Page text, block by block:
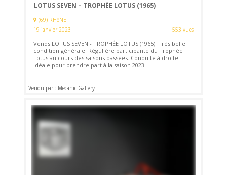
LOTUS SEVEN – TROPHÉE LOTUS (1965)
(69) RHôNE
19 janvier 2023
553 vues
Vends LOTUS SEVEN - TROPHÉE LOTUS (1965). Très belle
condition générale. Régulière participante du Trophée
Lotus au cours des saisons passées. Conduite à droite.
Idéale pour prendre part à la saison 2023.
Vendu par : Mecanic Gallery